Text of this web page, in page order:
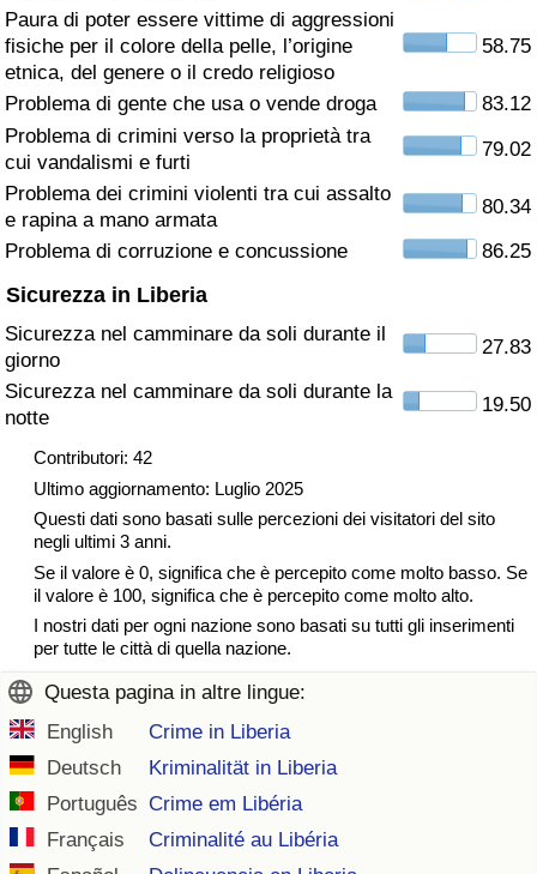
Paura di poter essere vittime di aggressioni
fisiche per il colore della pelle, l’origine
etnica, del genere o il credo religioso
58.75
Problema di gente che usa o vende droga
83.12
Problema di crimini verso la proprietà tra
cui vandalismi e furti
79.02
Problema dei crimini violenti tra cui assalto
e rapina a mano armata
80.34
Problema di corruzione e concussione
86.25
Sicurezza in Liberia
Sicurezza nel camminare da soli durante il
giorno
27.83
Sicurezza nel camminare da soli durante la
notte
19.50
Contributori: 42
Ultimo aggiornamento: Luglio 2025
Questi dati sono basati sulle percezioni dei visitatori del sito
negli ultimi 3 anni.
Se il valore è 0, significa che è percepito come molto basso. Se
il valore è 100, significa che è percepito come molto alto.
I nostri dati per ogni nazione sono basati su tutti gli inserimenti
per tutte le città di quella nazione.
Questa pagina in altre lingue:
English
Crime in Liberia
Deutsch
Kriminalität in Liberia
Português Crime em Libéria
Français
Criminalité au Libéria
Indice dell’Assistenza Sanitaria per
Nazione
Inquinamento
Indice dell’Inquinamento (Corrente)
Indice di inquinamento
Indice dell’Inquinamento per Nazione
Traffico
Indice del Traffico
Indice del traffico (Corrente)
Indice del traffico per Nazione